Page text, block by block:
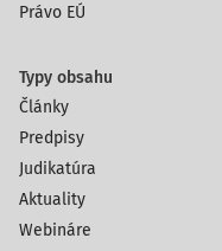
Právo EÚ
Typy obsahu
Články
Predpisy
Judikatúra
Aktuality
Webináre